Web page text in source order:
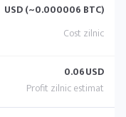
USD (~0.000006 BTC)
0.06USD